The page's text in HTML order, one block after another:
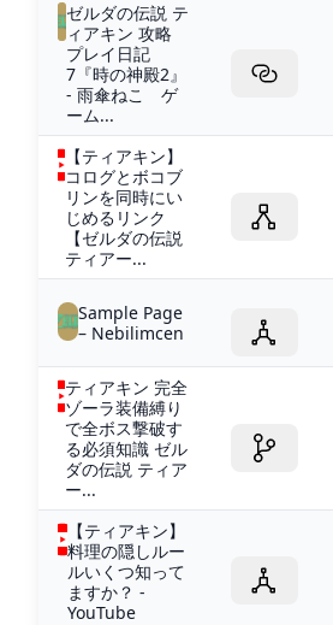
ゼルダの伝説 テ
ィアキン 攻略
プレイ日記
7『時の神殿2』
- 雨傘ねこ ゲ
ーム...
【ティアキン】
コログとボコブ
リンを同時にい
じめるリンク
【ゼルダの伝説
ティアー...
Sample Page
– Nebilimcen
ティアキン 完全
ゾーラ装備縛り
で全ボス撃破す
る必須知識 ゼル
ダの伝説 ティア
ー...
【ティアキン】
料理の隠しルー
ルいくつ知って
ますか？ -
YouTube